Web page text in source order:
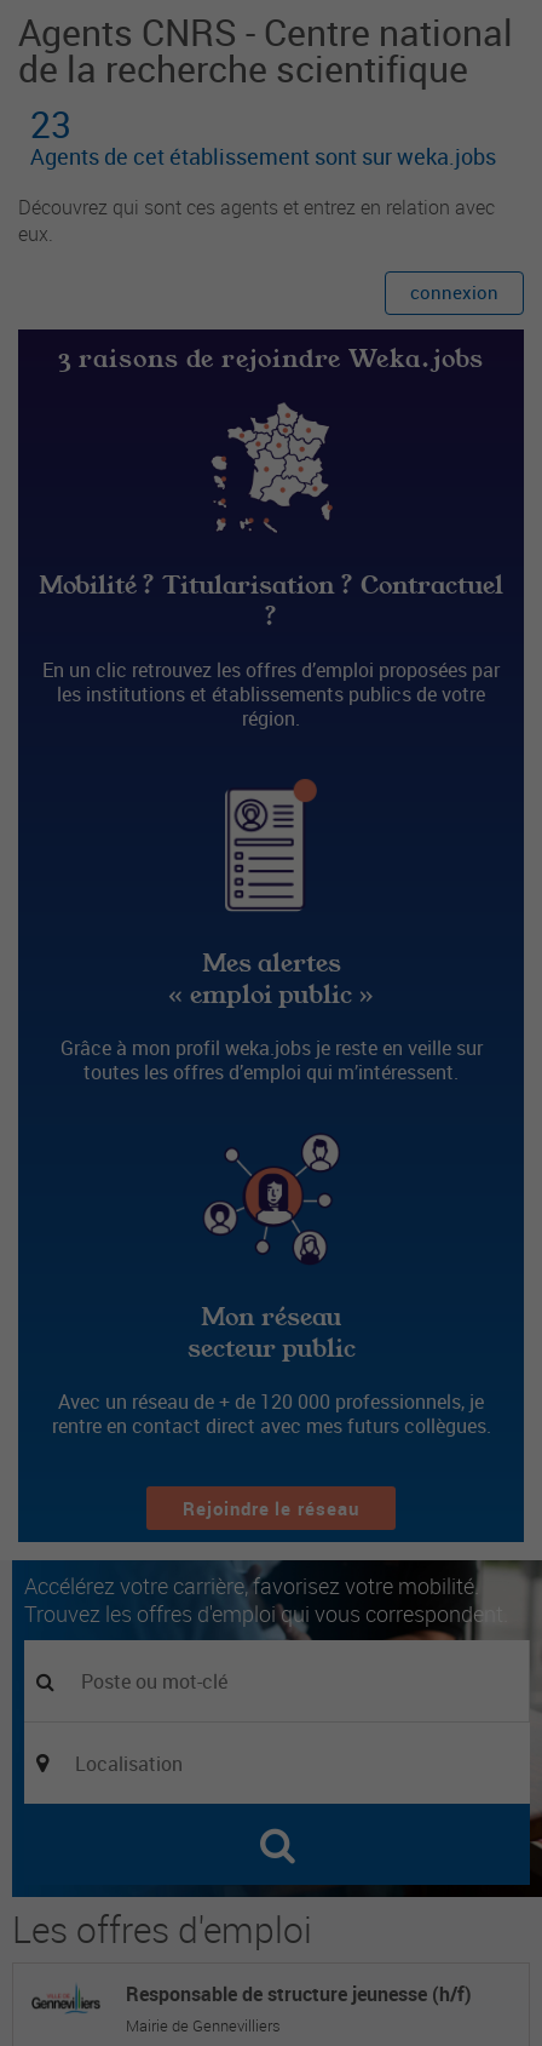
Agents CNRS - Centre national
de la recherche scientifique
23
Agents de cet établissement sont sur weka.jobs
Découvrez qui sont ces agents et entrez en relation avec
eux.
connexion
3 raisons de rejoindre Weka.jobs
Mobilité ? Titularisation ? Contractuel
?
En un clic retrouvez les offres d’emploi proposées par
les institutions et établissements publics de votre
région.
Mes alertes
« emploi public »
Grâce à mon profil weka.jobs je reste en veille sur
toutes les offres d’emploi qui m’intéressent.
Mon réseau
secteur public
Avec un réseau de + de 120 000 professionnels, je
rentre en contact direct avec mes futurs collègues.
Rejoindre le réseau
Accélérez votre carrière, favorisez votre mobilité.
Trouvez les offres d'emploi qui vous correspondent.
Les offres d'emploi
Responsable de structure jeunesse (h/f)
Mairie de Gennevilliers